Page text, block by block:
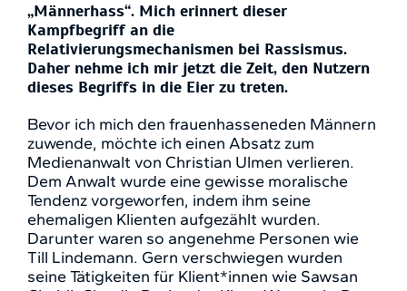
„Männerhass“. Mich erinnert dieser
Kampfbegriff an die
Relativierungsmechanismen bei Rassismus.
Daher nehme ich mir jetzt die Zeit, den Nutzern
dieses Begriffs in die Eier zu treten.
Bevor ich mich den frauenhasseneden Männern
zuwende, möchte ich einen Absatz zum
Medienanwalt von Christian Ulmen verlieren.
Dem Anwalt wurde eine gewisse moralische
Tendenz vorgeworfen, indem ihm seine
ehemaligen Klienten aufgezählt wurden.
Darunter waren so angenehme Personen wie
Till Lindemann. Gern verschwiegen wurden
seine Tätigkeiten für Klient*innen wie Sawsan